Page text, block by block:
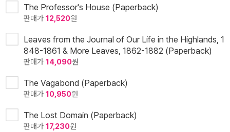
The Professor's House (Paperback)
판매가 12,520원
Leaves from the Journal of Our Life in the Highlands, 1
848-1861 & More Leaves, 1862-1882 (Paperback)
판매가 14,090원
The Vagabond (Paperback)
판매가 10,950원
The Lost Domain (Paperback)
판매가 17,230원